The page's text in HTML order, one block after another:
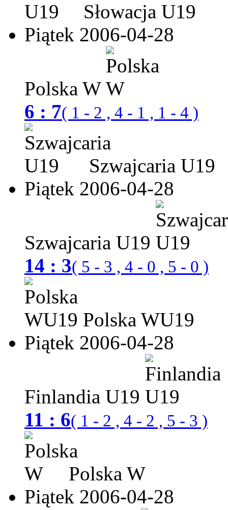
Słowacja U19
Piątek 2006-04-28
Polska W
6 : 7( 1 - 2 , 4 - 1 , 1 - 4 )
Szwajcaria U19
Piątek 2006-04-28
Szwajcaria U19
14 : 3( 5 - 3 , 4 - 0 , 5 - 0 )
Polska WU19
Piątek 2006-04-28
Finlandia U19
11 : 6( 1 - 2 , 4 - 2 , 5 - 3 )
Polska W
Piątek 2006-04-28